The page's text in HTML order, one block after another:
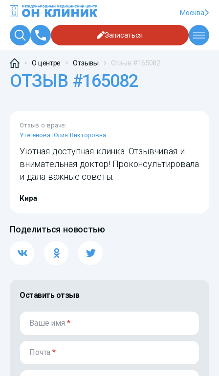
Москва
Записаться
О центре Отзывы Отзыв #165082
ОТЗЫВ #165082
Отзыв о враче:
Утегенова Юлия Викторовна
Уютная доступная клинка. Отзывчивая и
внимательная доктор! Проконсультировала
и дала важные советы.
Кира
Поделиться новостью
Оставить отзыв
Ваше имя *
Почта*